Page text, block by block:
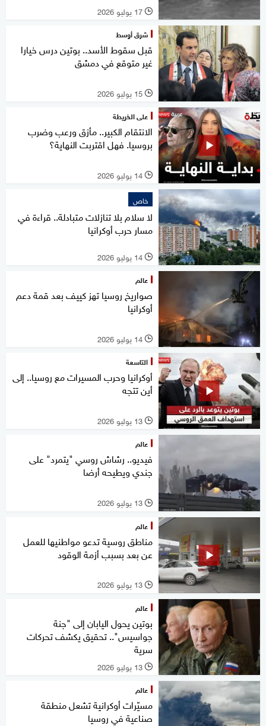
l 17 يوليو 2026
شرق أوسط
قبل سقوط الأسد.. بوتين درس خيارا
غير متوقع في دمشق
l 15 يوليو 2026
على الخريطة
الانتقام الكبير.. مأزق ورعب وضرب
بروسيا. فهل اقتربت النهاية؟
l 14 يوليو 2026
خاص
لا سلام بلا تنازلات متبادلة.. قراءة في
مسار حرب أوكرانيا
l 14 يوليو 2026
عالم
صواريخ روسيا تهز كييف بعد قمة دعم
أوكرانيا
l 14 يوليو 2026
التاسعة
أوكرانيا وحرب المسيرات مع روسيا.. إلى
أين تتجه
l 13 يوليو 2026
عالم
فيديو.. رشاش روسي "يتمرد" على
جندي ويطيحه أرضا
l 13 يوليو 2026
عالم
مناطق روسية تدعو مواطنيها للعمل
عن بعد بسبب أزمة الوقود
l 13 يوليو 2026
عالم
بوتين يحول اليابان إلى "جنة
جواسيس".. تحقيق يكشف تحركات
سرية
l 13 يوليو 2026
عالم
مسيّرات أوكرانية تشعل منطقة
صناعية في روسيا